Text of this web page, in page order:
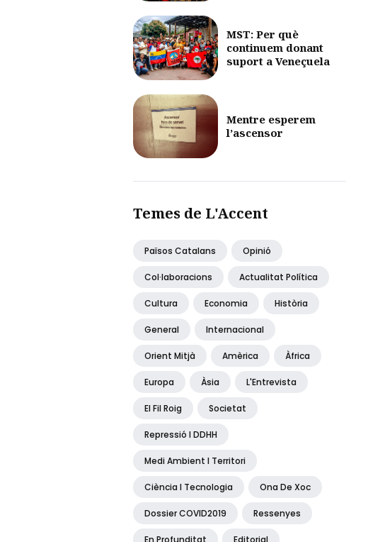
MST: Per què
continuem donant
suport a Veneçuela
Mentre esperem
l’ascensor
Temes de L'Accent
Països Catalans Opinió
Col·laboracions Actualitat Política
Cultura Economia Història
General Internacional
Orient Mitjà Amèrica Àfrica
Europa Àsia L'Entrevista
El Fil Roig Societat
Repressió I DDHH
Medi Ambient I Territori
Ciència I Tecnologia Ona De Xoc
Dossier COVID2019 Ressenyes
En Profunditat Editorial